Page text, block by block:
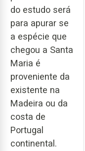
do estudo será
para apurar se
a espécie que
chegou a Santa
Maria é
proveniente da
existente na
Madeira ou da
costa de
Portugal
continental.